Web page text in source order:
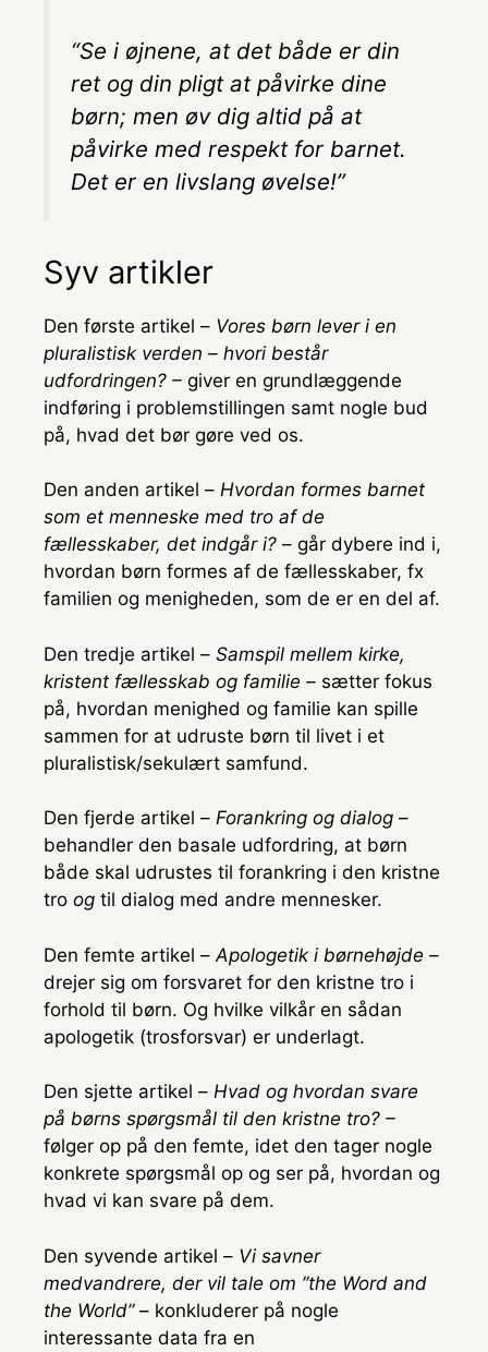
“Se i øjnene, at det både er din
ret og din pligt at påvirke dine
børn; men øv dig altid på at
påvirke med respekt for barnet.
Det er en livslang øvelse!”
Syv artikler
Den første artikel – Vores børn lever i en
pluralistisk verden – hvori består
udfordringen? – giver en grundlæggende
indføring i problemstillingen samt nogle bud
på, hvad det bør gøre ved os.
Den anden artikel – Hvordan formes barnet
som et menneske med tro af de
fællesskaber, det indgår i? – går dybere ind i,
hvordan børn formes af de fællesskaber, fx
familien og menigheden, som de er en del af.
Den tredje artikel – Samspil mellem kirke,
kristent fællesskab og familie – sætter fokus
på, hvordan menighed og familie kan spille
sammen for at udruste børn til livet i et
pluralistisk/sekulært samfund.
Den fjerde artikel – Forankring og dialog –
behandler den basale udfordring, at børn
både skal udrustes til forankring i den kristne
tro og til dialog med andre mennesker.
Den femte artikel – Apologetik i børnehøjde –
drejer sig om forsvaret for den kristne tro i
forhold til børn. Og hvilke vilkår en sådan
apologetik (trosforsvar) er underlagt.
Den sjette artikel – Hvad og hvordan svare
på børns spørgsmål til den kristne tro? –
følger op på den femte, idet den tager nogle
konkrete spørgsmål op og ser på, hvordan og
hvad vi kan svare på dem.
Den syvende artikel – Vi savner
medvandrere, der vil tale om ”the Word and
the World”– konkluderer på nogle
interessante data fra en